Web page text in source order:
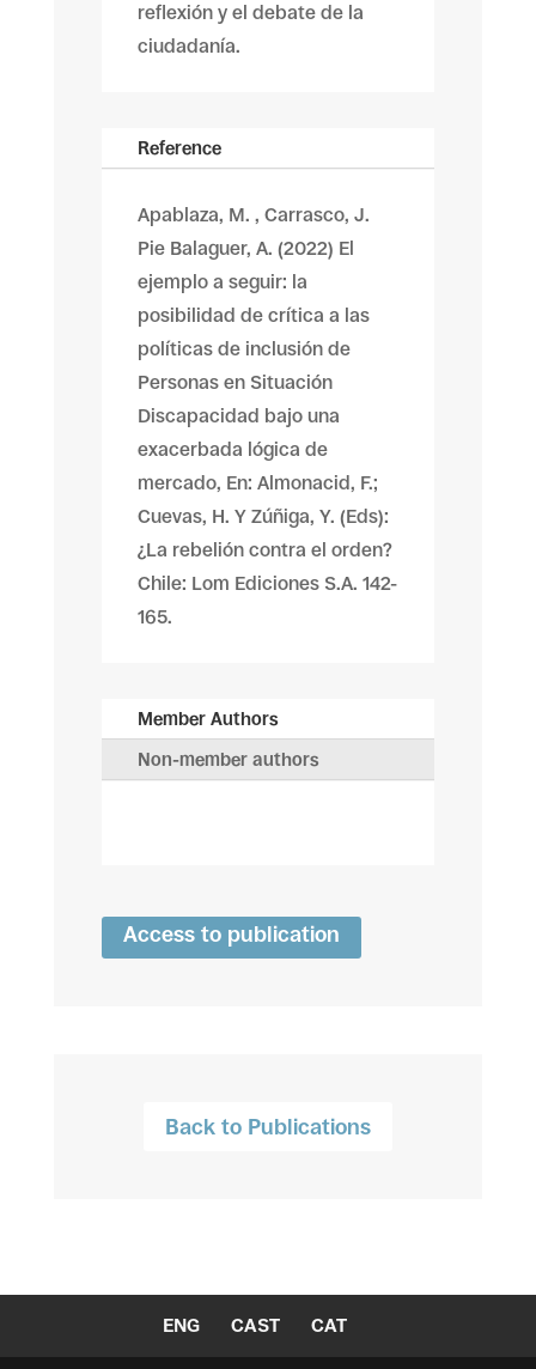
reflexión y el debate de la
ciudadanía.
Reference
Apablaza, M. , Carrasco, J.
Pie Balaguer, A. (2022) El
ejemplo a seguir: la
posibilidad de crítica a las
políticas de inclusión de
Personas en Situación
Discapacidad bajo una
exacerbada lógica de
mercado, En: Almonacid, F.;
Cuevas, H. Y Zúñiga, Y. (Eds):
¿La rebelión contra el orden?
Chile: Lom Ediciones S.A. 142-
165.
Member Authors
Non-member authors
Access to publication
Back to Publications
ENG CAST CAT